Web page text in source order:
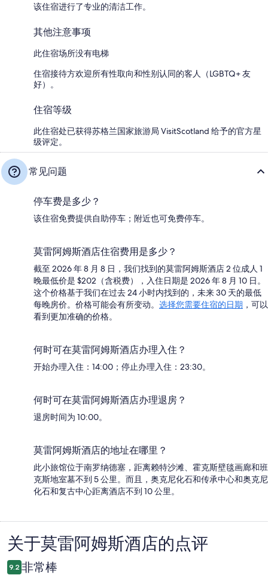
该住宿进行了专业的清洁工作。
其他注意事项
此住宿场所没有电梯
住宿接待方欢迎所有性取向和性别认同的客人（LGBTQ+ 友
好）。
住宿等级
此住宿处已获得苏格兰国家旅游局 VisitScotland 给予的官方星
级评定。
常见问题
停车费是多少？
该住宿免费提供自助停车；附近也可免费停车。
莫雷阿姆斯酒店住宿费用是多少？
截至 2026 年 8 月 8 日，我们找到的莫雷阿姆斯酒店 2 位成人 1
晚最低价是 $202（含税费），入住日期是 2026 年 8 月 10 日。
这个价格基于我们在过去 24 小时内找到的，未来 30 天的最低
每晚房价。价格可能会有所变动。 选择您需要住宿的日期 ，可以
看到更加准确的价格。
何时可在莫雷阿姆斯酒店办理入住？
开始办理入住：14:00；停止办理入住：23:30。
何时可在莫雷阿姆斯酒店办理退房？
退房时间为 10:00。
莫雷阿姆斯酒店的地址在哪里？
此小旅馆位于南罗纳德塞，距离赖特沙滩、霍克斯壁毯画廊和班
克斯地室墓不到 5 公里。而且，奥克尼化石和传承中心和奥克尼
化石和复古中心距离酒店不到 10 公里。
点
评
关于莫雷阿姆斯酒店的点评
9.2 非常棒